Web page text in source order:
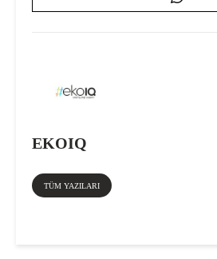
EKOIQ
TÜM YAZILARI